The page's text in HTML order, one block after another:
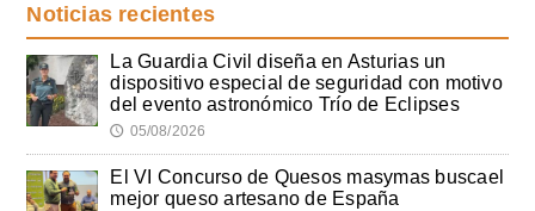
Noticias recientes
La Guardia Civil diseña en Asturias un
dispositivo especial de seguridad con motivo
del evento astronómico Trío de Eclipses
🕔 05/08/2026
El VI Concurso de Quesos masymas buscael
mejor queso artesano de España